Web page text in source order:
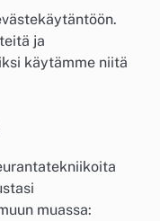
ja
käytämme niitä
muassa: